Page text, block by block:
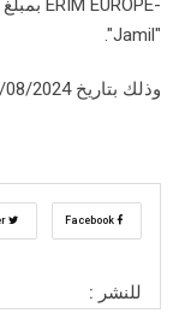
"Jamil".
وذلك بتاريخ 15/08/2024
للنشر :